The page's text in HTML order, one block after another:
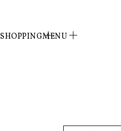
SHOPPINGMENU